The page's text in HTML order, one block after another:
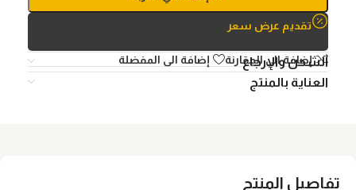
تقديم عرض سعر
إضافة الي المقارنة إضافة الى المفضلة
الشحن والإرجاع
العناية بالمنتج
تفاصيل المنتج